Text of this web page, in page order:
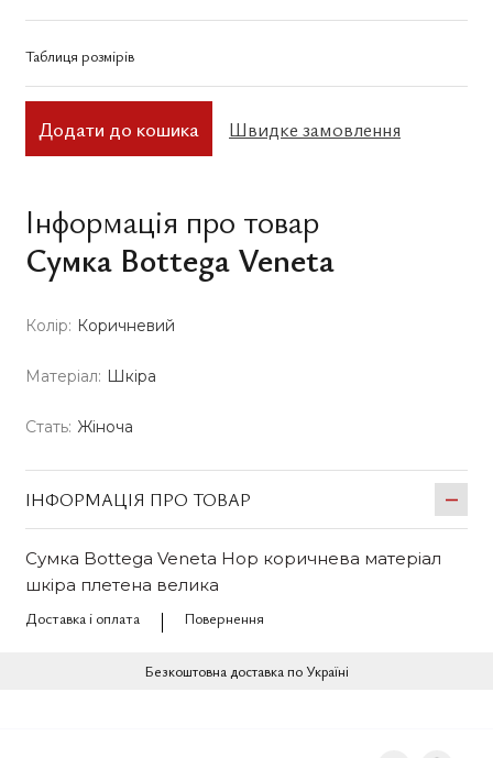
Таблиця розмірів
Додати до кошика Швидке замовлення
Інформація про товар
Сумка Bottega Veneta
Колір: Коричневий
Матеріал: Шкіра
Стать: Жіноча
ІНФОРМАЦІЯ ПРО ТОВАР
Сумка Bottega Veneta Hop коричнева матеріал
шкіра плетена велика
Доставка і оплата
Повернення
Безкоштовна доставка по Україні